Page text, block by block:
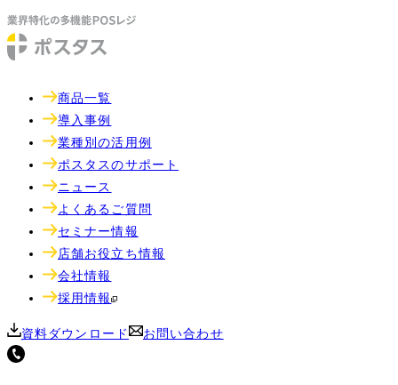
商品一覧
導入事例
業種別の活用例
ポスタスのサポート
ニュース
よくあるご質問
セミナー情報
店舗お役立ち情報
会社情報
採用情報
資料ダウンロード お問い合わせ